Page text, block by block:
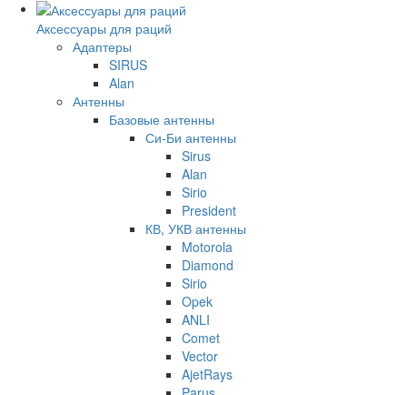
Аксессуары для раций
Адаптеры
SIRUS
Alan
Антенны
Базовые антенны
Си-Би антенны
Sirus
Alan
Sirio
President
КВ, УКВ антенны
Motorola
Diamond
Sirio
Opek
ANLI
Comet
Vector
AjetRays